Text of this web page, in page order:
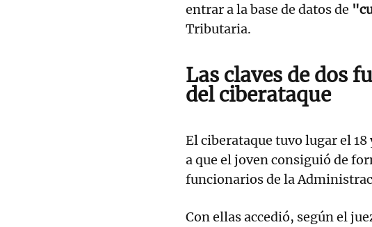
entrar a la base de datos de
Tributaria.
Las claves de dos
del ciberataque
El ciberataque tuvo lugar el
a que el joven consiguió de
funcionarios de la
Con ellas accedió, según el